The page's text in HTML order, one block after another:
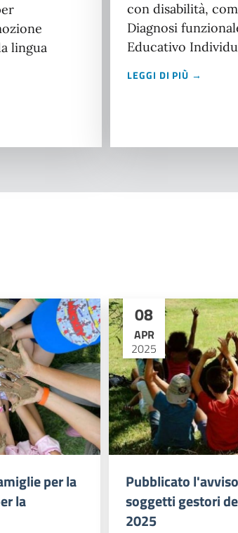
lingua
con disabilità,
Diagnosi
Educativo
LEGGI DI PIÙ →
per la
la
08
APR
2025
Pubblicato
soggetti gestori
2025